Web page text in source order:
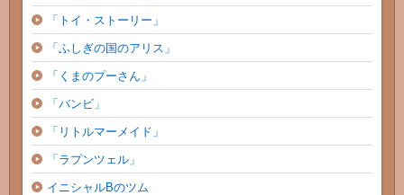
「トイ・ストーリー」
「ふしぎの国のアリス」
「くまのプーさん」
「バンビ」
「リトルマーメイド」
「ラプンツェル」
イニシャルBのツム